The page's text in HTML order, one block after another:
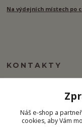
Na výdejních místech po
KONTAKTY
info@ipj.cz
Náš e-shop a
cookies, aby Vám